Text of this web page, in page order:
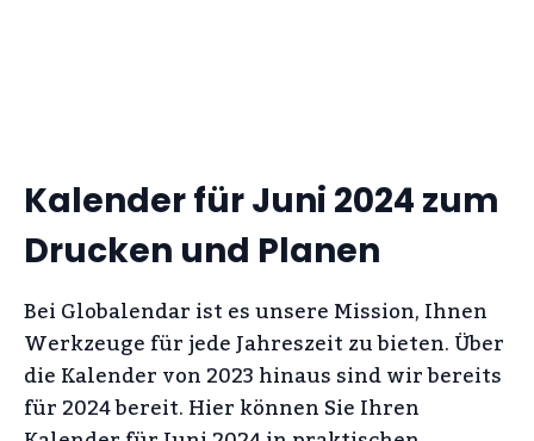
Kalender für Juni 2024 zum
Drucken und Planen
Bei Globalendar ist es unsere Mission, Ihnen
Werkzeuge für jede Jahreszeit zu bieten. Über
die Kalender von 2023 hinaus sind wir bereits
für 2024 bereit. Hier können Sie Ihren